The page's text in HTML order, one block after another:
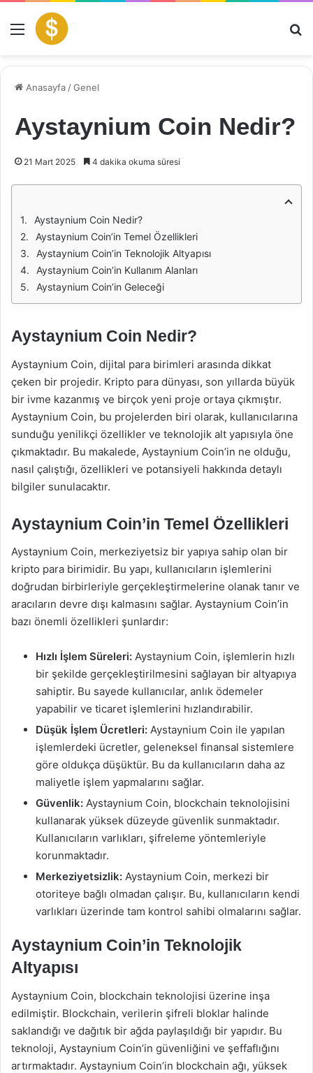
Menü
Anasayfa /Genel
Aystaynium Coin Nedir?
21 Mart 2025 4 dakika okuma süresi
Aystaynium Coin Nedir?
Aystaynium Coin’in Temel Özellikleri
Aystaynium Coin’in Teknolojik Altyapısı
Aystaynium Coin’in Kullanım Alanları
Aystaynium Coin’in Geleceği
Aystaynium Coin Nedir?
Aystaynium Coin, dijital para birimleri arasında dikkat
çeken bir projedir. Kripto para dünyası, son yıllarda büyük
bir ivme kazanmış ve birçok yeni proje ortaya çıkmıştır.
Aystaynium Coin, bu projelerden biri olarak, kullanıcılarına
sunduğu yenilikçi özellikler ve teknolojik alt yapısıyla öne
çıkmaktadır. Bu makalede, Aystaynium Coin’in ne olduğu,
nasıl çalıştığı, özellikleri ve potansiyeli hakkında detaylı
bilgiler sunulacaktır.
Aystaynium Coin’in Temel Özellikleri
Aystaynium Coin, merkeziyetsiz bir yapıya sahip olan bir
kripto para birimidir. Bu yapı, kullanıcıların işlemlerini
doğrudan birbirleriyle gerçekleştirmelerine olanak tanır ve
aracıların devre dışı kalmasını sağlar. Aystaynium Coin’in
bazı önemli özellikleri şunlardır:
Hızlı İşlem Süreleri: Aystaynium Coin, işlemlerin hızlı
bir şekilde gerçekleştirilmesini sağlayan bir altyapıya
sahiptir. Bu sayede kullanıcılar, anlık ödemeler
yapabilir ve ticaret işlemlerini hızlandırabilir.
Düşük İşlem Ücretleri: Aystaynium Coin ile yapılan
işlemlerdeki ücretler, geleneksel finansal sistemlere
göre oldukça düşüktür. Bu da kullanıcıların daha az
maliyetle işlem yapmalarını sağlar.
Güvenlik: Aystaynium Coin, blockchain teknolojisini
kullanarak yüksek düzeyde güvenlik sunmaktadır.
Kullanıcıların varlıkları, şifreleme yöntemleriyle
korunmaktadır.
Merkeziyetsizlik: Aystaynium Coin, merkezi bir
otoriteye bağlı olmadan çalışır. Bu, kullanıcıların kendi
varlıkları üzerinde tam kontrol sahibi olmalarını sağlar.
Aystaynium Coin’in Teknolojik
Altyapısı
Aystaynium Coin, blockchain teknolojisi üzerine inşa
edilmiştir. Blockchain, verilerin şifreli bloklar halinde
saklandığı ve dağıtık bir ağda paylaşıldığı bir yapıdır. Bu
teknoloji, Aystaynium Coin’in güvenliğini ve şeffaflığını
artırmaktadır. Aystaynium Coin’in blockchain ağı, yüksek